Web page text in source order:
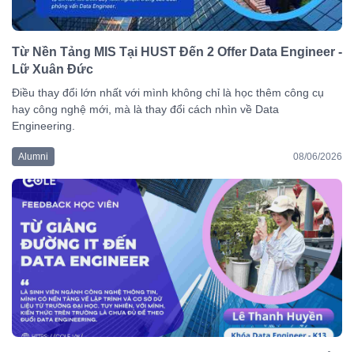
Từ Nền Tảng MIS Tại HUST Đến 2 Offer Data Engineer -
Lữ Xuân Đức
Điều thay đổi lớn nhất với mình không chỉ là học thêm công cụ
hay công nghệ mới, mà là thay đổi cách nhìn về Data
Engineering.
Alumni 08/06/2026